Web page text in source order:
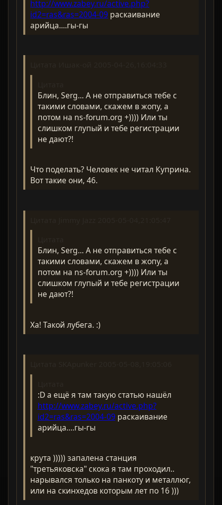
http://www.zabey.ru/active.php?
id2=ras&ras=2004-09 раскаивание
арийца....гы-гы
Блин, Serg... А не отправиться тебе с
такими словами, скажем в жопу, а
потом нa ns-forum.org +)))) Или ты
слишком глупый и тебе регистрации
не дают?!
Что поделать? Человек не читал Куприна.
Вот такие они, 46.
Блин, Serg... А не отправиться тебе с
такими словами, скажем в жопу, а
потом нa ns-forum.org +)))) Или ты
слишком глупый и тебе регистрации
не дают?!
Ха! Такой лубега. :)
:D а ещё я там такую статью нашёл
http://www.zabey.ru/active.php?
id2=ras&ras=2004-09раскаивание
арийца....гы-гы
крута ))))) запалена станция
"третьяковска" скока я там проходил..
нарывался только на панкоту и металлюг,
или на скинхедов которым лет по 16 )))